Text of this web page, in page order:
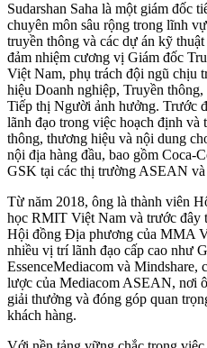
Sudarshan Saha là một giám đốc
chuyên môn sâu rộng trong lĩnh
truyền thông và các dự án kỹ
đảm nhiệm cương vị Giám đốc
Việt Nam, phụ trách đội ngũ chịu
hiệu Doanh nghiệp, Truyền
Tiếp thị Người ảnh hưởng. Trước
lãnh đạo trong việc hoạch định
thông, thương hiệu và nội dung
nội địa hàng đầu, bao gồm Coca-
GSK tại các thị trường ASEAN
Từ năm 2018, ông là thành viên
học RMIT Việt Nam và trước đây
Hội đồng Địa phương của MMA
nhiều vị trí lãnh đạo cấp cao như
EssenceMediacom và
lược của Mediacom ASEAN, nơi
giải thưởng và đóng góp quan
khách hàng.